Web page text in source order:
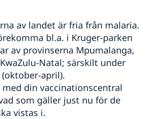
av landet är fria från malaria.
bl.a. i Kruger-parken
av provinserna Mpumalanga,
Natal; särskilt under
april).
din vaccinationscentral
som gäller just nu för de
vistas i.